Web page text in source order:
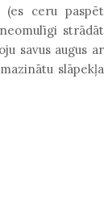
(es ceru paspēt
strādāt
savus augus ar
slāpekļa